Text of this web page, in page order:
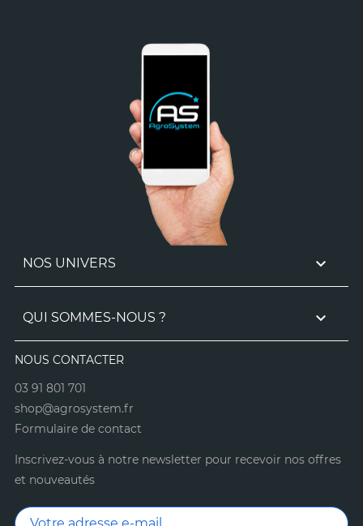
NOS UNIVERS 
QUI SOMMES-NOUS ? 
NOUS CONTACTER
03 91 801 701
shop@agrosystem.fr
Formulaire de contact
Inscrivez-vous à notre newsletter pour recevoir nos offres
et nouveautés